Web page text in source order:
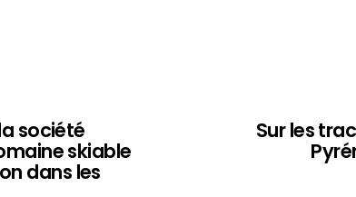
société
skiable
dans les
Sur les